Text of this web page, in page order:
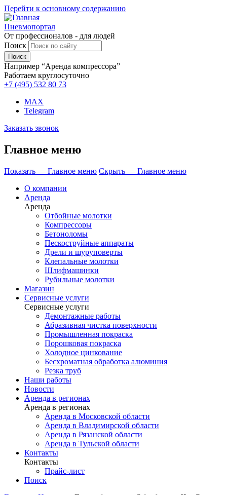
Перейти к основному содержанию
Пневмопортал
От профессионалов - для людей
Поиск
Например “Аренда компрессора”
Работаем круглосуточно
+7 (495) 532 80 73
MAX
Telegram
Заказать звонок
Главное меню
Показать — Главное меню Скрыть — Главное меню
О компании
Аренда
Аренда
Отбойные молотки
Компрессоры
Бетоноломы
Пескоструйные аппараты
Дрели и шуруповерты
Клепальные молотки
Шлифмашинки
Рубильные молотки
Магазин
Сервисные услуги
Сервисные услуги
Демонтажные работы
Абразивная чистка поверхности
Промышленная покраска
Порошковая покраска
Холодное цинкование
Бесхроматная обработка алюминия
Резка труб
Наши работы
Новости
Аренда в регионах
Аренда в регионах
Аренда в Московской области
Аренда в Владимирской области
Аренда в Рязанской области
Аренда в Тульской области
Контакты
Контакты
Прайс-лист
Поиск